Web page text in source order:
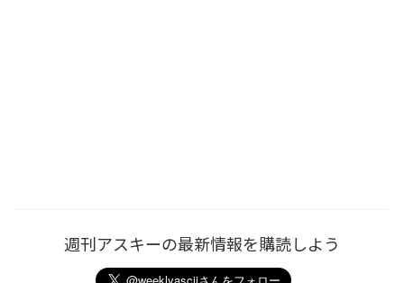
週刊アスキーの最新情報を購読しよう